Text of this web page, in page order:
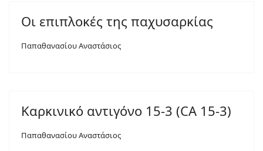
Οι επιπλοκές της παχυσαρκίας
Παπαθανασίου Αναστάσιος
Καρκινικό αντιγόνο 15-3 (CA 15-3)
Παπαθανασίου Αναστάσιος